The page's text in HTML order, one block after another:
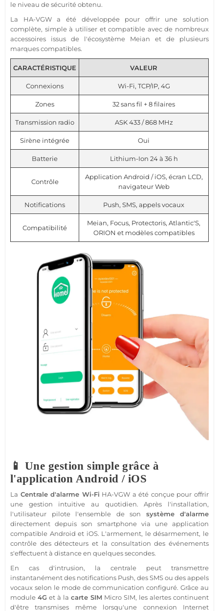
le niveau de sécurité obtenu.
La HA-VGW a été développée pour offrir une solution
complète, simple à utiliser et compatible avec de nombreux
accessoires issus de l'écosystème Meian et de plusieurs
marques compatibles.
CARACTÉRISTIQUE VALEUR
Connexions Wi-Fi, TCP/IP, 4G
Zones 32 sans fil + 8 filaires
Transmission radio ASK 433 / 868 MHz
Sirène intégrée Oui
Batterie Lithium-Ion 24 à 36 h
Contrôle
Application Android / iOS, écran LCD,
navigateur Web
Notifications Push, SMS, appels vocaux
Compatibilité
Meian, Focus, Protectoris, Atlantic'S,
ORION et modèles compatibles
📱 Une gestion simple grâce à
l'application Android / iOS
La Centrale d'alarme Wi-Fi HA-VGW a été conçue pour offrir
une gestion intuitive au quotidien. Après l'installation,
l'utilisateur pilote l'ensemble de son système d'alarme
directement depuis son smartphone via une application
compatible Android et iOS. L'armement, le désarmement, le
contrôle des détecteurs et la consultation des événements
s'effectuent à distance en quelques secondes.
En cas d'intrusion, la centrale peut transmettre
instantanément des notifications Push, des SMS ou des appels
vocaux selon le mode de communication configuré. Grâce au
module 4G et à la carte SIM Micro SIM, les alertes continuent
d'être transmises même lorsqu'une connexion Internet